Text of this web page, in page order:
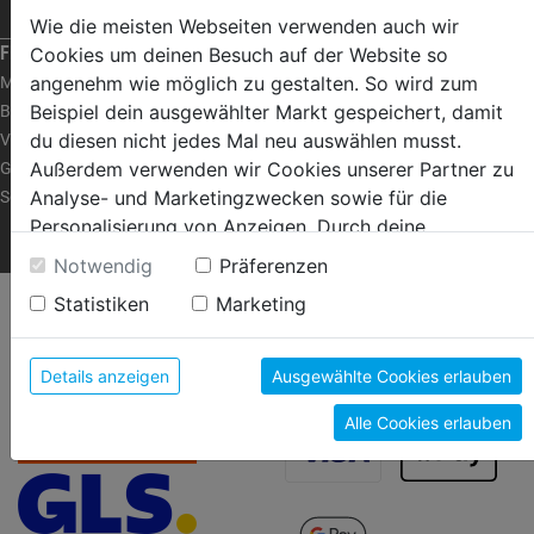
FRAGEN ZUM SHOP
Mein Konto
Bestellen | Bezahlen
Versand | Abholung
Garantie | Umtausch
Servicecenter
VERSANDARTEN ZAHLUNGSARTEN
Wie die meisten Webseiten verwenden auch wir
Cookies um deinen Besuch auf der Website so
angenehm wie möglich zu gestalten. So wird zum
Beispiel dein ausgewählter Markt gespeichert, damit
du diesen nicht jedes Mal neu auswählen musst.
Außerdem verwenden wir Cookies unserer Partner zu
Analyse- und Marketingzwecken sowie für die
Personalisierung von Anzeigen. Durch deine
Einwilligung werden die Daten von Drittanbieter, unter
anderem auch in den USA, verarbeitet.
Durch Klick auf "Alle Cookies erlauben" stimmst du
der Verwendung aller Cookies zu. Unter "Details
anzeigen" findest du alle Infos zu den
unterschiedlichen Cookies, unter "Cookies
Konfigurieren" kannst du auswählen, welche Cookies
du zulassen möchtest und welche nicht.
Weitere Informationen findest du in unserer
Datenschutzerklärung
Notwendig
Präferenzen
Statistiken
Marketing
Details anzeigen Ausgewählte Cookies erlauben
Alle Cookies erlauben